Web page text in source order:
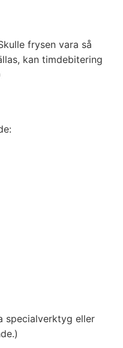
frysen vara så
kan timdebitering
specialverktyg eller